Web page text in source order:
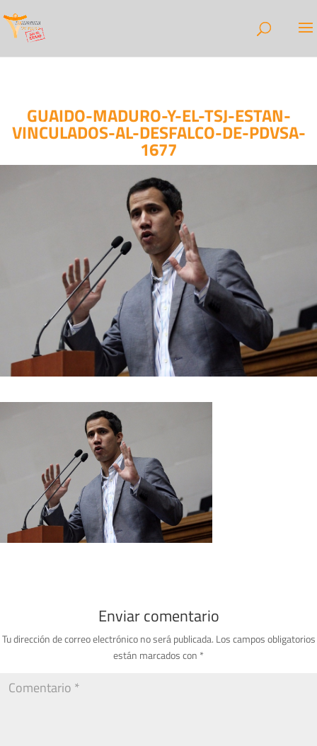
GUAIDO-MADURO-Y-EL-TSJ-ESTAN-
VINCULADOS-AL-DESFALCO-DE-PDVSA-
1677
Enviar comentario
Tu dirección de correo electrónico no será publicada. Los campos obligatorios
están marcados con *